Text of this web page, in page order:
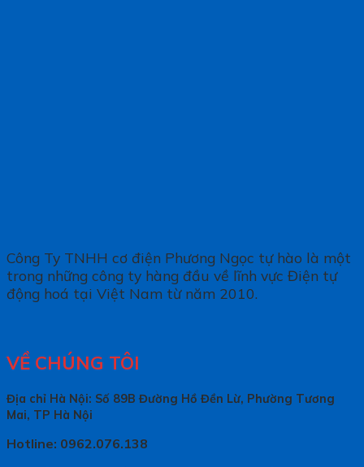
Công Ty TNHH cơ điện Phương Ngọc tự hào là một
trong những công ty hàng đầu về lĩnh vực Điện tự
động hoá tại Việt Nam từ năm 2010.
VỀ CHÚNG TÔI
Địa chỉ Hà Nội: Số 89B Đường Hồ Đền Lừ, Phường Tương
Mai, TP Hà Nội
Hotline: 0962.076.138